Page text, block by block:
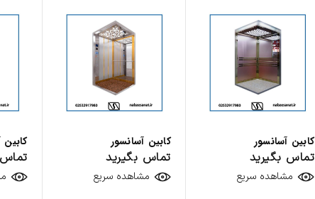
کابین آسانسور
تماس بگیرید
مشاهده سریع
کابین آسانسور
تماس بگیرید
مشاهده سریع
کابین
اورلود دیجیتال سیم بکسلی
0 تومان
تماس